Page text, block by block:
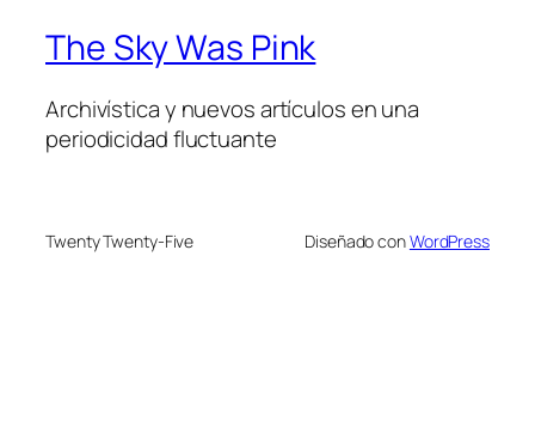
The Sky Was Pink
Archivística y nuevos artículos en una
periodicidad fluctuante
Twenty Twenty-Five Diseñado conWordPress